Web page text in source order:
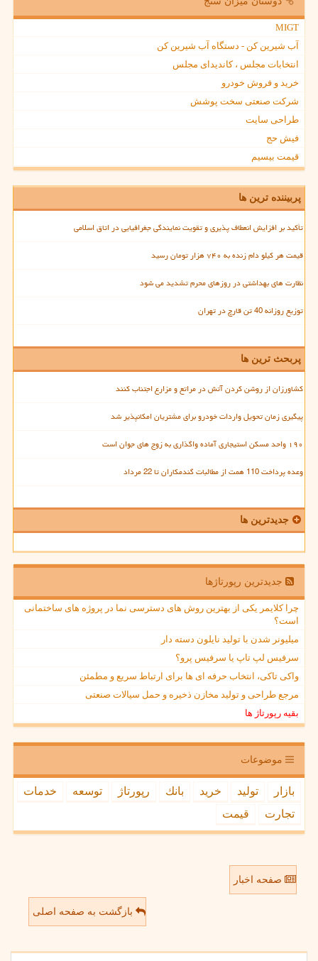
MIGT
آب شیرین کن - دستگاه آب شیرین کن
انتخابات مجلس ، کاندیدای مجلس
خرید و فروش خودرو
شرکت صنعتی سخت پوشش
طراحی سایت
فیش حج
قیمت بیسیم
پربیننده ترین ها
تأکید بر افزایش انعطاف پذیری و تقویت نمایندگی جغرافیایی در اتاق اسلامی
قیمت هر کیلو دام زنده به ۷۴۰ هزار تومان رسید
نظارت های بهداشتی در روزهای محرم تشدید می شود
توزیع روزانه 40 تن قارچ در تهران
پربحث ترین ها
کشاورزان از روشن کردن آتش در مراتع و مزارع اجتناب کنند
پیگیری زمان تحویل واردات خودرو برای مشتریان امکانپذیر شد
۱۹۰ واحد مسکن استیجاری آماده واگذاری به زوج های جوان است
وعده پرداخت 110 همت از مطالبات گندمکاران تا 22 مرداد
جدیدترین ها
جدیدترین رپورتاژها
چرا کلایمر یکی از بهترین روش های دسترسی نما در پروژه های ساختمانی
است؟
میلیونر شدن با تولید نایلون دسته دار
سرفیس لپ تاپ یا سرفیس پرو؟
واکی تاکی، انتخاب حرفه ای ها برای ارتباط سریع و مطمئن
مرجع طراحی و تولید مخازن ذخیره و حمل سیالات صنعتی
بقیه رپورتاژ ها
موضوعات
بازار تولید خرید بانك رپورتاژ توسعه
خدمات
تجارت
قیمت
صفحه اخبار
بازگشت به صفحه اصلی